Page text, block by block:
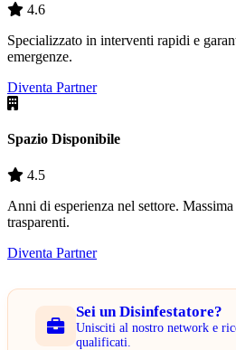
4.6
Specializzato in interventi rapidi e
emergenze.
Diventa Partner
Spazio Disponibile
4.5
Anni di esperienza nel settore.
trasparenti.
Diventa Partner
Sei un Disinfestatore?
Unisciti al nostro network e
qualificati.